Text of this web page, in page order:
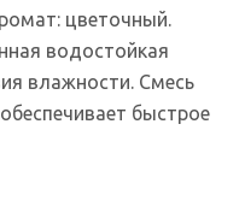
цветочный.
водостойкая
влажности. Смесь
быстрое